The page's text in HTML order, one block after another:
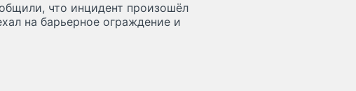
что инцидент произошёл
на барьерное ограждение и